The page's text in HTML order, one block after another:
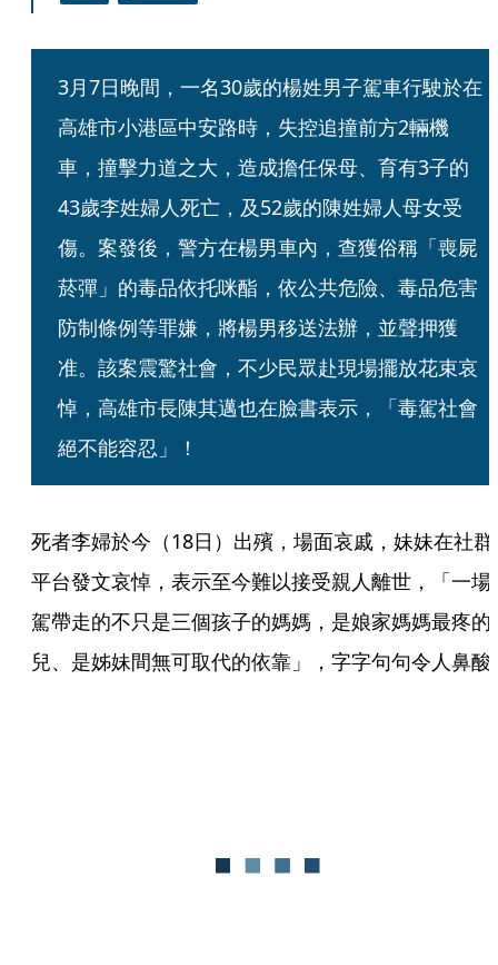
3月7日晚間，一名30歲的楊姓男子駕車行駛於在
高雄市小港區中安路時，失控追撞前方2輛機
車，撞擊力道之大，造成擔任保母、育有3子的
43歲李姓婦人死亡，及52歲的陳姓婦人母女受
傷。案發後，警方在楊男車內，查獲俗稱「喪屍
菸彈」的毒品依托咪酯，依公共危險、毒品危害
防制條例等罪嫌，將楊男移送法辦，並聲押獲
准。該案震驚社會，不少民眾赴現場擺放花束哀
悼，高雄市長陳其邁也在臉書表示，「毒駕社會
絕不能容忍」！
死者李婦於今（18日）出殯，場面哀戚，妹妹在社群
平台發文哀悼，表示至今難以接受親人離世，「一場
駕帶走的不只是三個孩子的媽媽，是娘家媽媽最疼的
兒、是姊妹間無可取代的依靠」，字字句句令人鼻酸